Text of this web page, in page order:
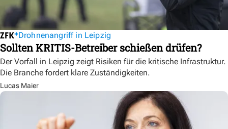
Drohnenangriff in Leipzig
Sollten KRITIS-Betreiber schießen drüfen?
Der Vorfall in Leipzig zeigt Risiken für die kritische Infrastruktur.
Die Branche fordert klare Zuständigkeiten.
Lucas Maier